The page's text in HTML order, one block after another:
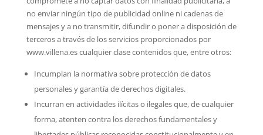
no enviar ningún tipo de publicidad online ni cadenas de
mensajes y a no transmitir, difundir o poner a disposición de
terceros a través de los servicios proporcionados por
www.villena.es cualquier clase contenidos que, entre otros:
Incumplan la normativa sobre protección de datos
personales y garantía de derechos digitales.
Incurran en actividades ilícitas o ilegales que, de cualquier
forma, atenten contra los derechos fundamentales y